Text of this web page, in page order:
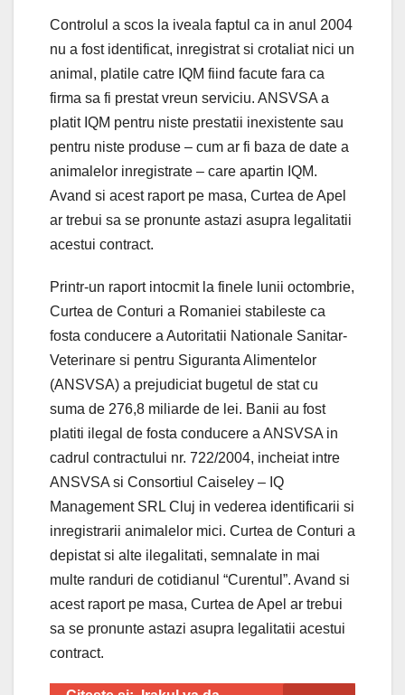
Controlul a scos la iveala faptul ca in anul 2004
nu a fost identificat, inregistrat si crotaliat nici un
animal, platile catre IQM fiind facute fara ca
firma sa fi prestat vreun serviciu. ANSVSA a
platit IQM pentru niste prestatii inexistente sau
pentru niste produse – cum ar fi baza de date a
animalelor inregistrate – care apartin IQM.
Avand si acest raport pe masa, Curtea de Apel
ar trebui sa se pronunte astazi asupra legalitatii
acestui contract.
Printr-un raport intocmit la finele lunii octombrie,
Curtea de Conturi a Romaniei stabileste ca
fosta conducere a Autoritatii Nationale Sanitar-
Veterinare si pentru Siguranta Alimentelor
(ANSVSA) a prejudiciat bugetul de stat cu
suma de 276,8 miliarde de lei. Banii au fost
platiti ilegal de fosta conducere a ANSVSA in
cadrul contractului nr. 722/2004, incheiat intre
ANSVSA si Consortiul Caiseley – IQ
Management SRL Cluj in vederea identificarii si
inregistrarii animalelor mici. Curtea de Conturi a
depistat si alte ilegalitati, semnalate in mai
multe randuri de cotidianul “Curentul”. Avand si
acest raport pe masa, Curtea de Apel ar trebui
sa se pronunte astazi asupra legalitatii acestui
contract.